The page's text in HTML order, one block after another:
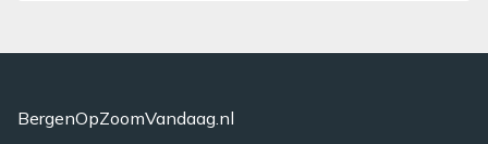
BergenOpZoomVandaag.nl